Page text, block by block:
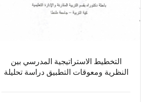
التخطيط الاستراتيجية المدرسي بين
النظرية ومعوقات التطبيق دراسة تحليلة